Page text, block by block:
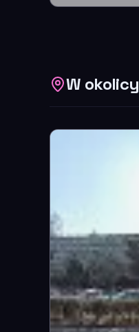
W okolicy